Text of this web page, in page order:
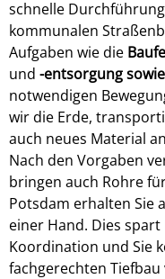
schnelle
kommunalen
Aufgaben wie die
und -entsorgung
notwendigen
wir die Erde,
auch neues Material
Nach den Vorgaben
bringen auch Rohre
Potsdam erhalten Sie
einer Hand. Dies
Koordination und Sie
fachgerechten Tiefbau